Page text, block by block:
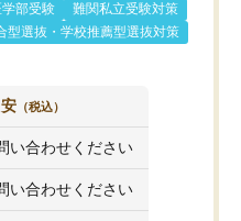
学部受験
難関私立受験対策
型選抜・学校推薦型選抜対策
（税込）
い合わせください
い合わせください